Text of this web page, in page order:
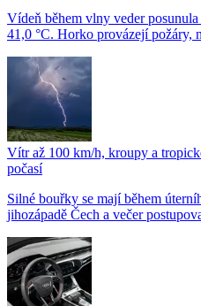
Vídeň během vlny veder
41,0 °C. Horko provázejí požáry,
Vítr až 100 km/h, kroupy a
počasí
Silné bouřky se mají během
jihozápadě Čech a večer